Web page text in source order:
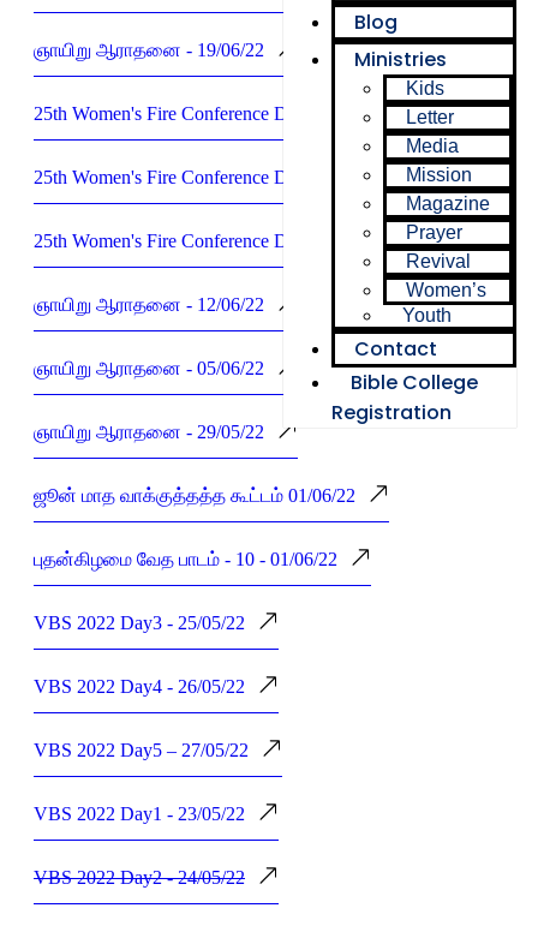
Blog
Ministries
Kids
Letter
Media
Mission
Magazine
Prayer
Revival
Women’s
Youth
Contact
Bible College
Registration
ஞாயிறு ஆராதனை - 19/06/22
25th Women's Fire Conference Day2 - 17/06/22
25th Women's Fire Conference Day1 - 16/06/22
25th Women's Fire Conference Day3 - 18/06/22
ஞாயிறு ஆராதனை - 12/06/22
ஞாயிறு ஆராதனை - 05/06/22
ஞாயிறு ஆராதனை - 29/05/22
ஜூன் மாத வாக்குத்தத்த கூட்டம் 01/06/22
புதன்கிழமை வேத பாடம் - 10 - 01/06/22
VBS 2022 Day3 - 25/05/22
VBS 2022 Day4 - 26/05/22
VBS 2022 Day5 – 27/05/22
VBS 2022 Day1 - 23/05/22
VBS 2022 Day2 - 24/05/22